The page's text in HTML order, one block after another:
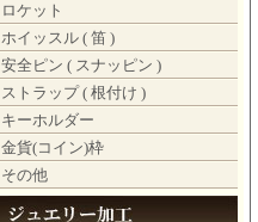
ロケット
ホイッスル ( 笛 )
安全ピン ( スナッピン )
ストラップ ( 根付け )
キーホルダー
金貨(コイン)枠
その他